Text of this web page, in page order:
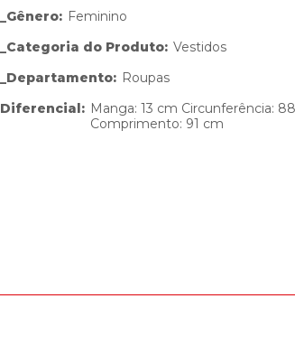
_Gênero: Feminino
_Categoria do Produto: Vestidos
_Departamento: Roupas
Diferencial: Manga: 13 cm Circunferência:
Comprimento: 91 cm